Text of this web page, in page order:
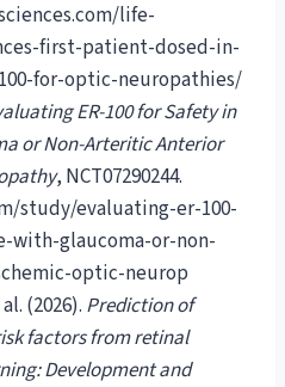
life-
first-patient-dosed-in-
for-optic-neuropathies/
ER-100 for Safety in
or Non-Arteritic Anterior
, NCT07290244.
study/evaluating-er-100-
with-glaucoma-or-non-
optic-neurop
(2026). Prediction of
factors from retinal
Development and